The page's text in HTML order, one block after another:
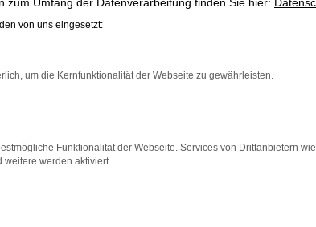
T-Roc
+ Koch
die ein zuverlässiges und modernes Fahrzeug
Gebrauchtwagen eine kostengünstige
Fahrten, der T-Roc überzeugt durch
von uns eingesetzt:
um die Kernfunktionalität der Webseite zu gewährleisten.
Funktionalität der Webseite. Services von Drittanbietern
weitere werden aktiviert.